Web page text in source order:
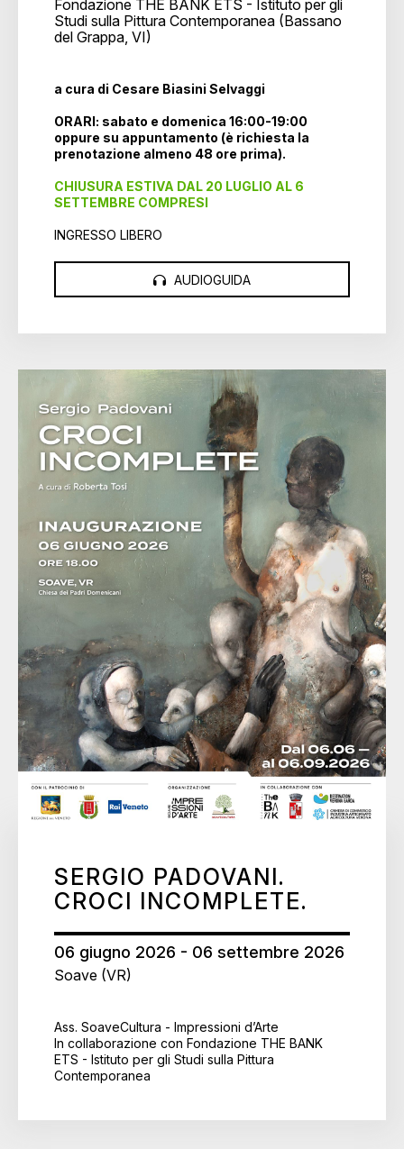
Fondazione THE BANK ETS - Istituto per gli
Studi sulla Pittura Contemporanea (Bassano
del Grappa, VI)
a cura di Cesare Biasini Selvaggi
ORARI: sabato e domenica 16:00-19:00
oppure su appuntamento (è richiesta la
prenotazione almeno 48 ore prima).
CHIUSURA ESTIVA DAL 20 LUGLIO AL 6
SETTEMBRE COMPRESI
INGRESSO LIBERO
AUDIOGUIDA
SERGIO PADOVANI.
CROCI INCOMPLETE.
06 giugno 2026 - 06 settembre 2026
Soave (VR)
Ass. SoaveCultura - Impressioni d’Arte
In collaborazione con Fondazione THE BANK
ETS - Istituto per gli Studi sulla Pittura
Contemporanea